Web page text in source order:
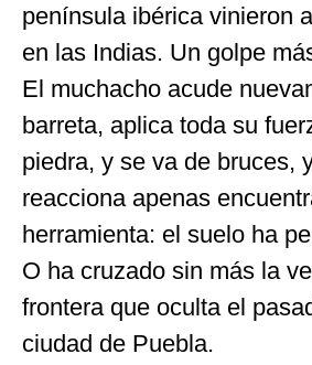
península ibérica vinieron
en las Indias. Un golpe
El muchacho acude
barreta, aplica toda su
piedra, y se va de bruces,
reacciona apenas
herramienta: el suelo ha
O ha cruzado sin más la
frontera que oculta el
ciudad de Puebla.